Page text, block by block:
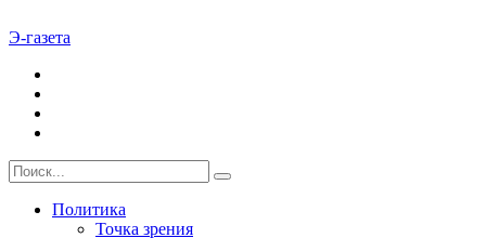
Э-газета
Политика
Точка зрения